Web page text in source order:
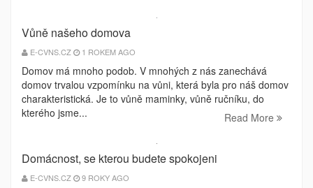
Vůně našeho domova
E-CVNS.CZ 1 ROKEM AGO
Domov má mnoho podob. V mnohých z nás zanechává
domov trvalou vzpomínku na vůni, která byla pro náš domov
charakteristická. Je to vůně maminky, vůně ručníku, do
kterého jsme...
Read More
Domácnost, se kterou budete spokojeni
E-CVNS.CZ 9 ROKY AGO